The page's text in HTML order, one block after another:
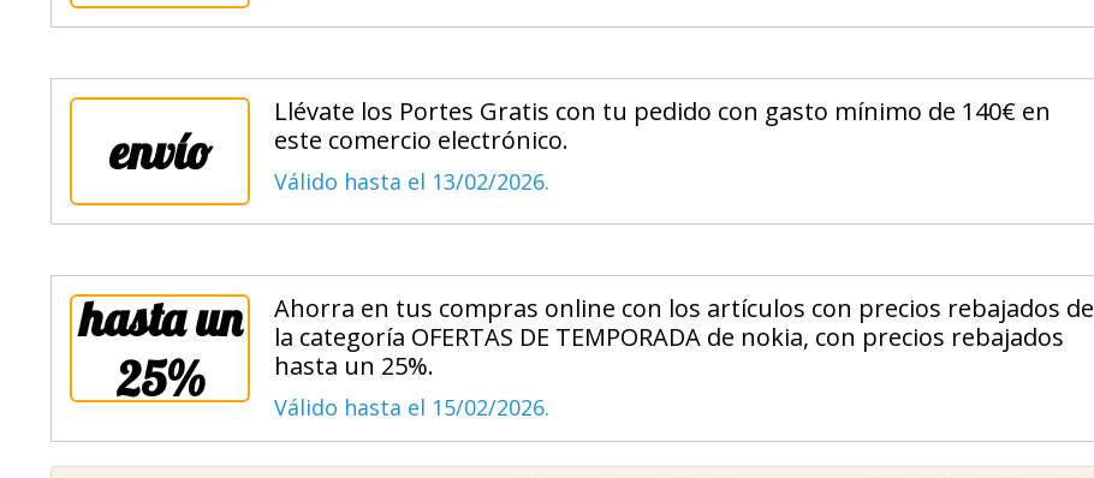
envío
Llévate los Portes Gratis con tu pedido con gasto mínimo de 140€ en
este comercio electrónico.
Válido hasta el 13/02/2026.
hasta un
25%
Ahorra en tus compras online con los artículos con precios rebajados de
la categoría OFERTAS DE TEMPORADA de nokia, con precios rebajados
hasta un 25%.
Válido hasta el 15/02/2026.